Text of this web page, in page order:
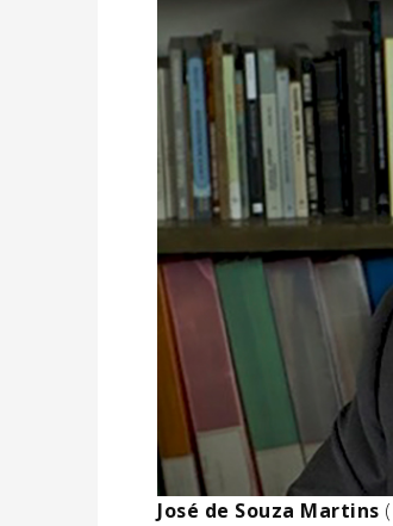
José de Souza Martins